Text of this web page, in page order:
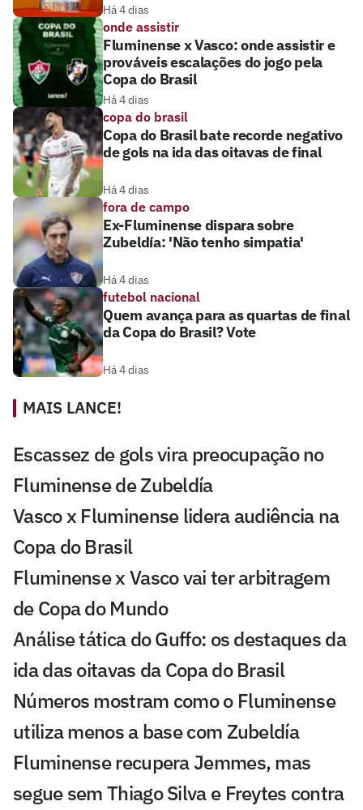
Há 4 dias
onde assistir
Fluminense x Vasco: onde assistir e
prováveis escalações do jogo pela
Copa do Brasil
Há 4 dias
copa do brasil
Copa do Brasil bate recorde negativo
de gols na ida das oitavas de final
Há 4 dias
fora de campo
Ex-Fluminense dispara sobre
Zubeldía: 'Não tenho simpatia'
Há 4 dias
futebol nacional
Quem avança para as quartas de final
da Copa do Brasil? Vote
Há 4 dias
MAIS LANCE!
Escassez de gols vira preocupação no
Fluminense de Zubeldía
Vasco x Fluminense lidera audiência na
Copa do Brasil
Fluminense x Vasco vai ter arbitragem
de Copa do Mundo
Análise tática do Guffo: os destaques da
ida das oitavas da Copa do Brasil
Números mostram como o Fluminense
utiliza menos a base com Zubeldía
Fluminense recupera Jemmes, mas
segue sem Thiago Silva e Freytes contra